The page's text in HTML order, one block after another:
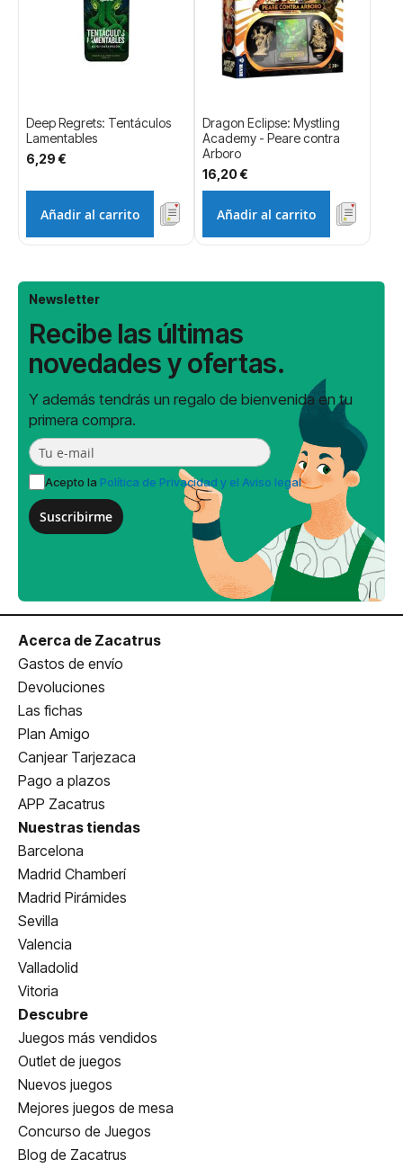
Deep Regrets: Tentáculos
Lamentables
6,29 €
Añadir al carrito
Dragon Eclipse: Mystling
Academy - Peare contra
Arboro
16,20 €
Añadir al carrito
Newsletter
Recibe las últimas
novedades y ofertas.
Y además tendrás un regalo de bienvenida en tu
primera compra.
Acepto la Política de Privacidad y el Aviso legal
Suscribirme
Acerca de Zacatrus
Gastos de envío
Devoluciones
Las fichas
Plan Amigo
Canjear Tarjezaca
Pago a plazos
APP Zacatrus
Nuestras tiendas
Barcelona
Madrid Chamberí
Madrid Pirámides
Sevilla
Valencia
Valladolid
Vitoria
Descubre
Juegos más vendidos
Outlet de juegos
Nuevos juegos
Mejores juegos de mesa
Concurso de Juegos
Blog de Zacatrus